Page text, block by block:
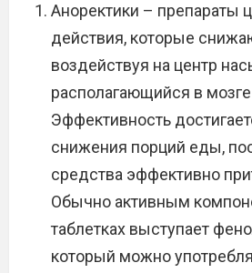
Аноректики – препараты
действия, которые
воздействуя на центр
располагающийся в
Эффективность
снижения порций еды,
средства эффективно
Обычно активным
таблетках выступает
который можно